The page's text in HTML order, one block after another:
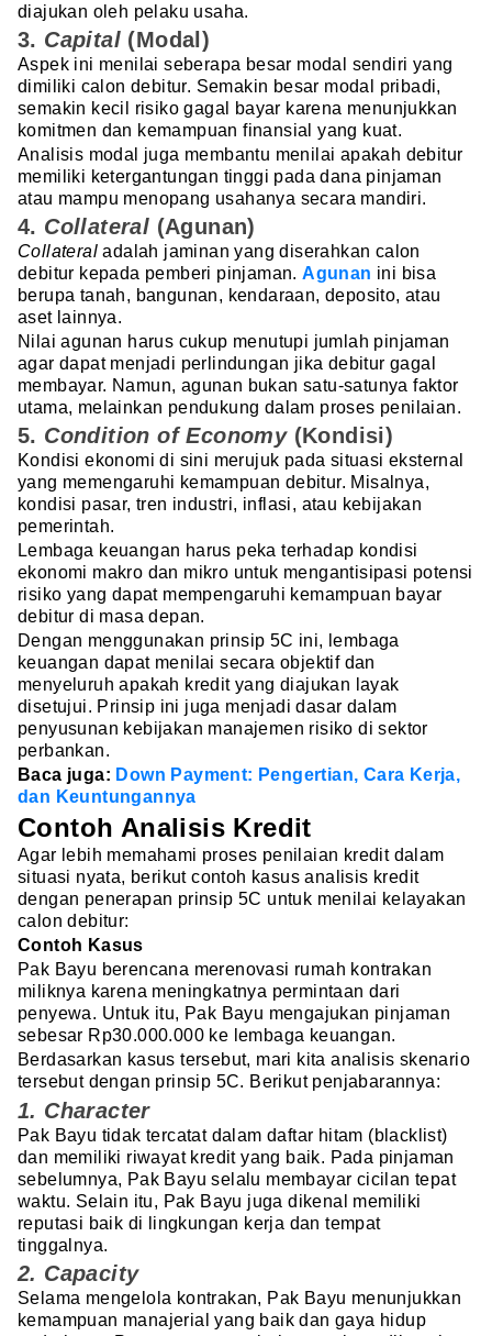
diajukan oleh pelaku usaha.
3. Capital (Modal)
Aspek ini menilai seberapa besar modal sendiri yang
dimiliki calon debitur. Semakin besar modal pribadi,
semakin kecil risiko gagal bayar karena menunjukkan
komitmen dan kemampuan finansial yang kuat.
Analisis modal juga membantu menilai apakah debitur
memiliki ketergantungan tinggi pada dana pinjaman
atau mampu menopang usahanya secara mandiri.
4. Collateral (Agunan)
Collateral adalah jaminan yang diserahkan calon
debitur kepada pemberi pinjaman.Agunan ini bisa
berupa tanah, bangunan, kendaraan, deposito, atau
aset lainnya.
Nilai agunan harus cukup menutupi jumlah pinjaman
agar dapat menjadi perlindungan jika debitur gagal
membayar. Namun, agunan bukan satu-satunya faktor
utama, melainkan pendukung dalam proses penilaian.
5. Condition of Economy(Kondisi)
Kondisi ekonomi di sini merujuk pada situasi eksternal
yang memengaruhi kemampuan debitur. Misalnya,
kondisi pasar, tren industri, inflasi, atau kebijakan
pemerintah.
Lembaga keuangan harus peka terhadap kondisi
ekonomi makro dan mikro untuk mengantisipasi potensi
risiko yang dapat mempengaruhi kemampuan bayar
debitur di masa depan.
Dengan menggunakan prinsip 5C ini, lembaga
keuangan dapat menilai secara objektif dan
menyeluruh apakah kredit yang diajukan layak
disetujui. Prinsip ini juga menjadi dasar dalam
penyusunan kebijakan manajemen risiko di sektor
perbankan.
Baca juga: Down Payment: Pengertian, Cara Kerja,
dan Keuntungannya
Contoh Analisis Kredit
Agar lebih memahami proses penilaian kredit dalam
situasi nyata, berikut contoh kasus analisis kredit
dengan penerapan prinsip 5C untuk menilai kelayakan
calon debitur:
Contoh Kasus
Pak Bayu berencana merenovasi rumah kontrakan
miliknya karena meningkatnya permintaan dari
penyewa. Untuk itu, Pak Bayu mengajukan pinjaman
sebesar Rp30.000.000 ke lembaga keuangan.
Berdasarkan kasus tersebut, mari kita analisis skenario
tersebut dengan prinsip 5C. Berikut penjabarannya:
1. Character
Pak Bayu tidak tercatat dalam daftar hitam (blacklist)
dan memiliki riwayat kredit yang baik. Pada pinjaman
sebelumnya, Pak Bayu selalu membayar cicilan tepat
waktu. Selain itu, Pak Bayu juga dikenal memiliki
reputasi baik di lingkungan kerja dan tempat
tinggalnya.
2. Capacity
Selama mengelola kontrakan, Pak Bayu menunjukkan
kemampuan manajerial yang baik dan gaya hidup